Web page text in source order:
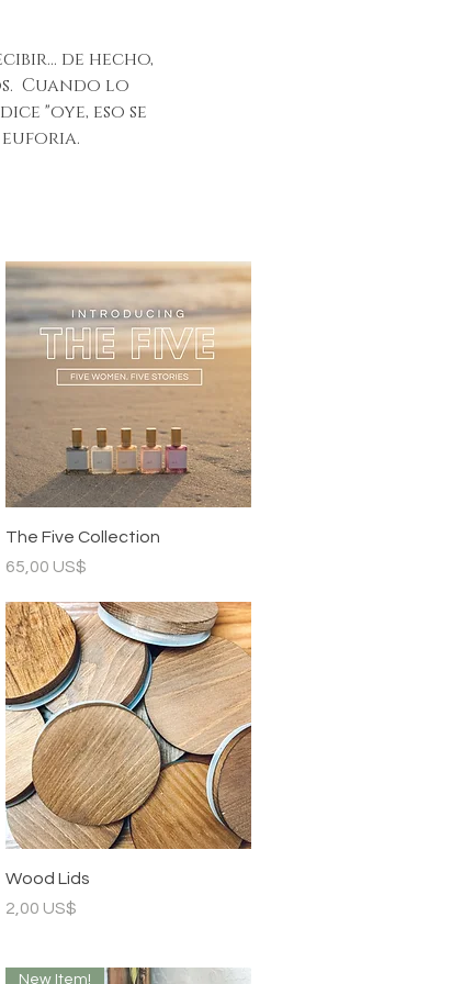
de hecho,
Cuando lo
"oye, eso se
euforia.
Vista rápida
The Five Collection
Precio
65,00 US$
Vista rápida
Wood Lids
Precio
2,00 US$
New Item!